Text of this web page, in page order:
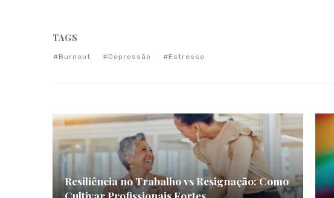
TAGS
Burnout Depressão Estresse
Resiliência no Trabalho vs Resignação: Como